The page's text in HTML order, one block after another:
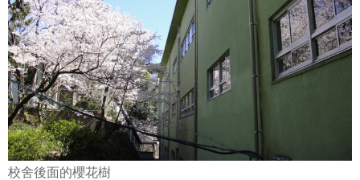
校舍後面的櫻花樹